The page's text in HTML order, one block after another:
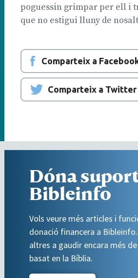
poguessin grimpar per ell i
que no estigui lluny de
Comparteix a
Comparteix a Twitter
Dóna
Bibleinfo
Vols veure més articles i
donació financera a
altres a gaudir encara més
basat en la Bíblia.